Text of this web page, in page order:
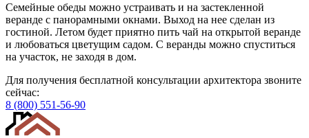
Семейные обеды можно устраивать и на застекленной
веранде с панорамными окнами. Выход на нее сделан из
гостиной. Летом будет приятно пить чай на открытой веранде
и любоваться цветущим садом. С веранды можно спуститься
на участок, не заходя в дом.
Для получения бесплатной консультации архитектора звоните
сейчас:
8 (800) 551-56-90